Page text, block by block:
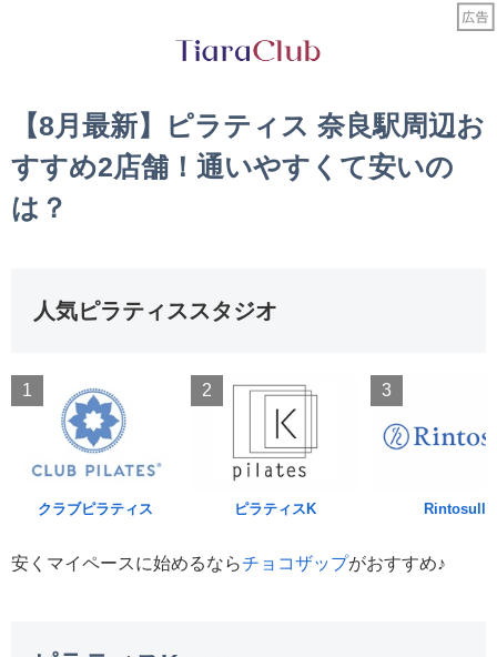
【8月最新】ピラティス 奈良駅周辺お
すすめ2店舗！通いやすくて安いの
は？
人気ピラティススタジオ
1
クラブピラティス
2
ピラティスK
3
Rintosull
安くマイペースに始めるならチョコザップがおすすめ♪